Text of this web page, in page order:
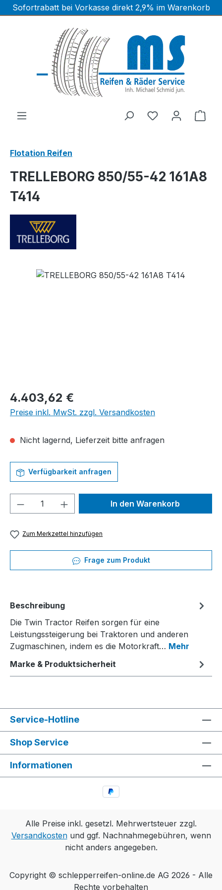
Zum Hauptinhalt springen
Sofortrabatt bei Vorkasse direkt 2,9% im Warenkorb
Flotation Reifen
TRELLEBORG 850/55-42 161A8
T414
Bildergalerie überspringen
Regulärer Preis:
4.403,62 €
Preise inkl. MwSt. zzgl. Versandkosten
Nicht lagernd, Lieferzeit bitte anfragen
Verfügbarkeit anfragen
Produkt Anzahl: Gib denIn den Warenkorb
Zum Merkzettel hinzufügen
Frage zum Produkt
Beschreibung
Die Twin Tractor Reifen sorgen für eine
Leistungssteigerung bei Traktoren und anderen
Zugmaschinen, indem es die Motorkraft… Mehr
Marke & Produktsicherheit
Service-Hotline
Shop Service
Informationen
Alle Preise inkl. gesetzl. Mehrwertsteuer zzgl.
Versandkostenund ggf. Nachnahmegebühren, wenn
nicht anders angegeben.
Copyright © schlepperreifen-online.de AG 2026 - Alle
Rechte vorbehalten